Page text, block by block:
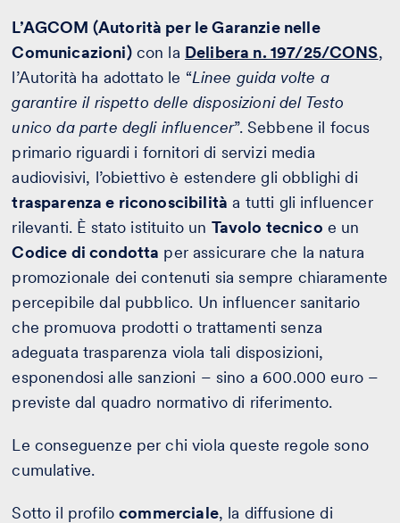
L’AGCOM (Autorità per le Garanzie nelle
Comunicazioni)con la Delibera n. 197/25/CONS,
l’Autorità ha adottato le “Linee guida volte a
garantire il rispetto delle disposizioni del Testo
unico da parte degli influencer”. Sebbene il focus
primario riguardi i fornitori di servizi media
audiovisivi, l’obiettivo è estendere gli obblighi di
trasparenza e riconoscibilità a tutti gli influencer
rilevanti. È stato istituito un Tavolo tecnico e un
Codice di condotta per assicurare che la natura
promozionale dei contenuti sia sempre chiaramente
percepibile dal pubblico. Un influencer sanitario
che promuova prodotti o trattamenti senza
adeguata trasparenza viola tali disposizioni,
esponendosi alle sanzioni – sino a 600.000 euro –
previste dal quadro normativo di riferimento.
Le conseguenze per chi viola queste regole sono
cumulative.
Sotto il profilocommerciale, la diffusione di